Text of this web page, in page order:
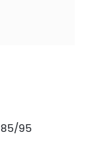
85/95